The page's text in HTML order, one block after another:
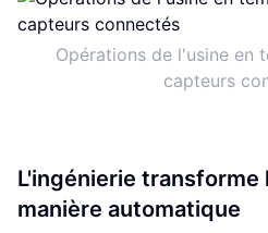
Opérations de l'usine en
capteurs
L'ingénierie transforme
manière automatique